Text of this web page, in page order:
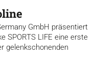
GmbH präsentiert
SPORTS LIFE eine erste
gelenkschonenden